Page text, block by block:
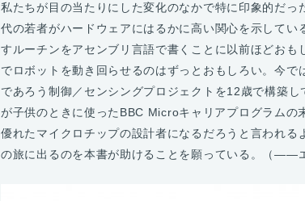
私たちが目の当たりにした変化のなかで特に印象的だ
代の若者がハードウェアにはるかに高い関心を示してい
すルーチンをアセンブリ言語で書くことに以前ほどおも
でロボットを動き回らせるのはずっとおもしろい。今で
であろう制御／センシングプロジェクトを12歳で構築
が子供のときに使ったBBC Microキャリアプログラムの
優れたマイクロチップの設計者になるだろうと言われる
の旅に出るのを本書が助けることを願っている。（——